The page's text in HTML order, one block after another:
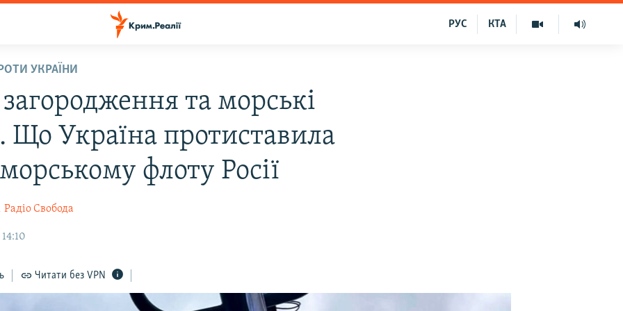
КТА
РУС
УКРАЇНИ
та морські
Що Україна протиставила
флоту Росії
Радіо Свобода
Читати без VPN